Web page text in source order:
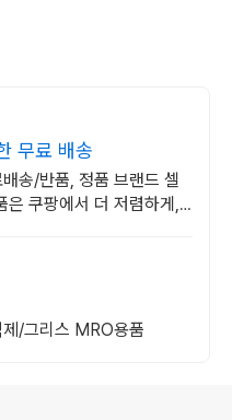
무료 배송
송/반품, 정품 브랜드 셀
쿠팡에서 더 저렴하게,
/그리스 MRO용품